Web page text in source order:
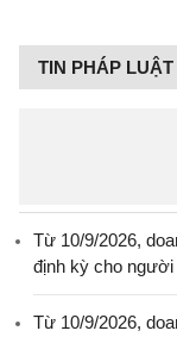
TIN PHÁP
Từ 10/9/2026,
định kỳ cho người
Từ 10/9/2026,